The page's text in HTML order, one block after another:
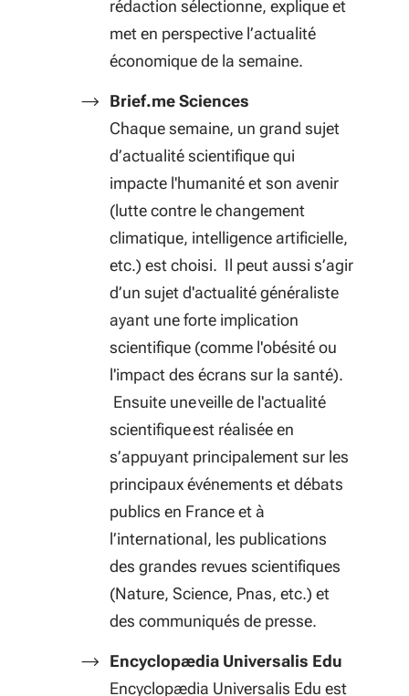
rédaction sélectionne, explique et
met en perspective l’actualité
économique de la semaine.
Brief.me Sciences
Chaque semaine, un grand sujet
d’actualité scientifique qui
impacte l'humanité et son avenir
(lutte contre le changement
climatique, intelligence artificielle,
etc.) est choisi. Il peut aussi s’agir
d’un sujet d'actualité généraliste
ayant une forte implication
scientifique (comme l'obésité ou
l'impact des écrans sur la santé).
Ensuite une veille de l'actualité
scientifique est réalisée en
s’appuyant principalement sur les
principaux événements et débats
publics en France et à
l’international, les publications
des grandes revues scientifiques
(Nature, Science, Pnas, etc.) et
des communiqués de presse.
Encyclopædia Universalis Edu
Encyclopædia Universalis Edu est